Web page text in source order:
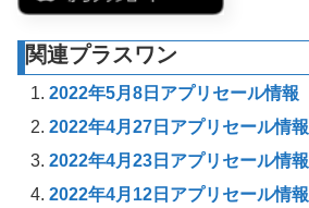
関連プラスワン
2022年5月8日アプリセール情報
2022年4月27日アプリセール情報
2022年4月23日アプリセール情報
2022年4月12日アプリセール情報